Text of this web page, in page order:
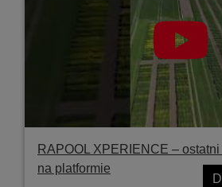
RAPOOL XPERIENCE –
na platformie